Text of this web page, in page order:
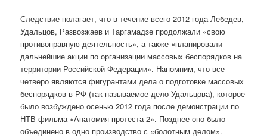
Следствие полагает, что в течение всего 2012 года Лебедев,
Удальцов, Развозжаев и Таргамадзе продолжали «свою
противоправную деятельность», а также «планировали
дальнейшие акции по организации массовых беспорядков на
территории Российской Федерации». Напомним, что все
четверо являются фигурантами дела о подготовке массовых
беспорядков в РФ (так называемое дело Удальцова), которое
было возбуждено осенью 2012 года после демонстрации по
НТВ фильма «Анатомия протеста-2». Позднее оно было
объединено в одно производство с «болотным делом».